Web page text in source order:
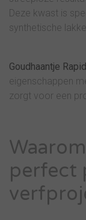
Deze kwast is
synthetische
Goudhaantje
eigenschappen
zorgt voor een
perfect